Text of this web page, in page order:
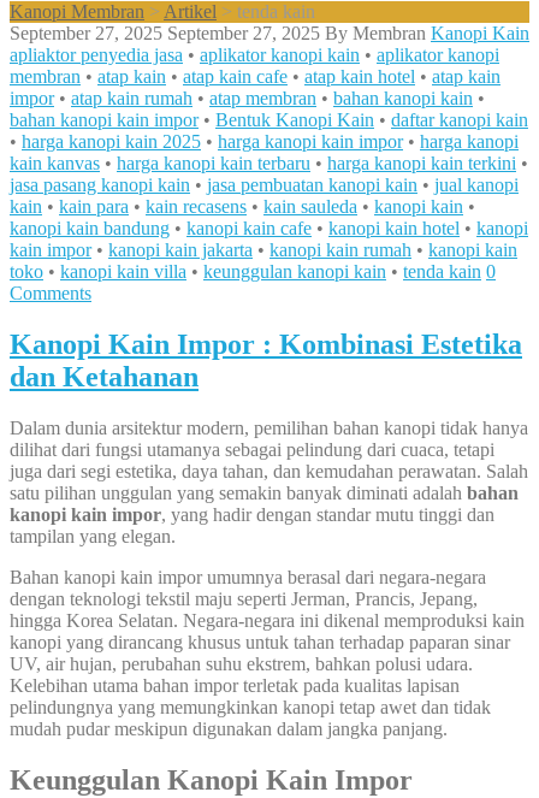
Kanopi Membran > Artikel > tenda kain
September 27, 2025 September 27, 2025 By Membran Kanopi Kain
apliaktor penyedia jasa • aplikator kanopi kain • aplikator kanopi
membran • atap kain • atap kain cafe • atap kain hotel • atap kain
impor• atap kain rumah • atap membran • bahan kanopi kain •
bahan kanopi kain impor• Bentuk Kanopi Kain • daftar kanopi kain
• harga kanopi kain 2025 • harga kanopi kain impor• harga kanopi
kain kanvas • harga kanopi kain terbaru • harga kanopi kain terkini •
jasa pasang kanopi kain • jasa pembuatan kanopi kain • jual kanopi
kain • kain para • kain recasens • kain sauleda • kanopi kain •
kanopi kain bandung • kanopi kain cafe • kanopi kain hotel • kanopi
kain impor• kanopi kain jakarta • kanopi kain rumah • kanopi kain
toko • kanopi kain villa • keunggulan kanopi kain • tenda kain 0
Comments
Kanopi Kain Impor : Kombinasi Estetika
dan Ketahanan
Dalam dunia arsitektur modern, pemilihan bahan kanopi tidak hanya
dilihat dari fungsi utamanya sebagai pelindung dari cuaca, tetapi
juga dari segi estetika, daya tahan, dan kemudahan perawatan. Salah
satu pilihan unggulan yang semakin banyak diminati adalah bahan
kanopi kain impor, yang hadir dengan standar mutu tinggi dan
tampilan yang elegan.
Bahan kanopi kain impor umumnya berasal dari negara-negara
dengan teknologi tekstil maju seperti Jerman, Prancis, Jepang,
hingga Korea Selatan. Negara-negara ini dikenal memproduksi kain
kanopi yang dirancang khusus untuk tahan terhadap paparan sinar
UV, air hujan, perubahan suhu ekstrem, bahkan polusi udara.
Kelebihan utama bahan impor terletak pada kualitas lapisan
pelindungnya yang memungkinkan kanopi tetap awet dan tidak
mudah pudar meskipun digunakan dalam jangka panjang.
Keunggulan Kanopi Kain Impor